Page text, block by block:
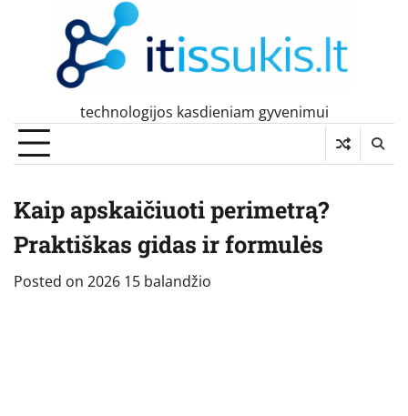
technologijos kasdieniam gyvenimui
Kaip apskaičiuoti perimetrą?
Praktiškas gidas ir formulės
Posted on 2026 15 balandžio